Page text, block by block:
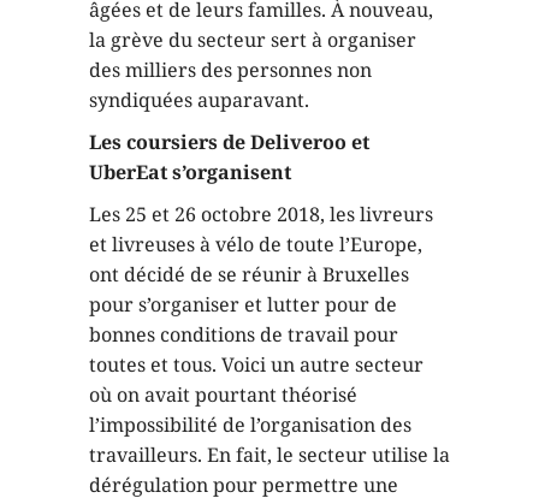
âgées et de leurs familles. À nouveau,
la grève du secteur sert à organiser
des milliers des personnes non
syndiquées auparavant.
Les coursiers de Deliveroo et
UberEat s’organisent
Les 25 et 26 octobre 2018, les livreurs
et livreuses à vélo de toute l’Europe,
ont décidé de se réunir à Bruxelles
pour s’organiser et lutter pour de
bonnes conditions de travail pour
toutes et tous. Voici un autre secteur
où on avait pourtant théorisé
l’impossibilité de l’organisation des
travailleurs. En fait, le secteur utilise la
dérégulation pour permettre une